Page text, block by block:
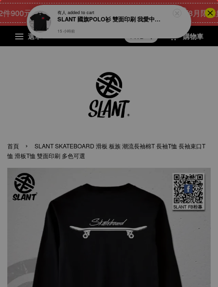
元 點我 立即購 24 天 [8月限量好
選單 購物車
首頁 ›
SLANT SKATEBOARD 滑板 板族 潮流長袖棉T 長袖T恤 長袖束口T
恤 滑板T恤 雙面印刷 多色可選